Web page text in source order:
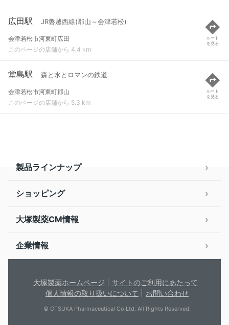
広田駅 JR磐越西線(郡山～会津若松)
会津若松市河東町広田
このページの店舗から 4.4 km
ルート
を見る
堂島駅 森と水とロマンの鉄道
会津若松市河東町郡山
このページの店舗から 5.3 km
ルート
を見る
製品ラインナップ
ショッピング
大塚製薬CM情報
企業情報
大塚製薬ホームページ
サイトのご利用にあたって
個人情報の取り扱いについて
お問い合わせ
© OTSUKA Pharmaceutical Co.Ltd. All Rights Reserved.